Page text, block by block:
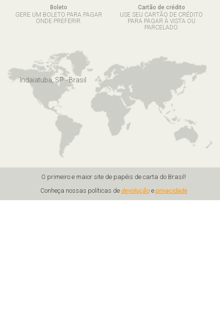
Boleto
GERE UM BOLETO PARA PAGAR
ONDE PREFERIR.
Cartão de crédito
USE SEU CARTÃO DE CRÉDITO
PARA PAGAR À VISTA OU
PARCELADO.
Indaiatuba, SP - Brasil
O primeiro e maior site de papéis de carta do Brasil!
Conheça nossas políticas de devoluçãoe privacidade